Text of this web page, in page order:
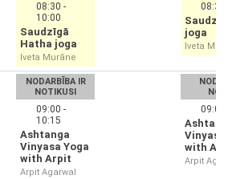
08:30 -
10:00
Saudzīgā
Hatha joga
Iveta Murāne
08:30
joga
Iveta
NODARBĪBA IR
NOTIKUSI
09:00 -
10:15
Ashtanga
Vinyasa Yoga
with Arpit
Arpit Agarwal
09:00
Vinyasa
with
Arpit